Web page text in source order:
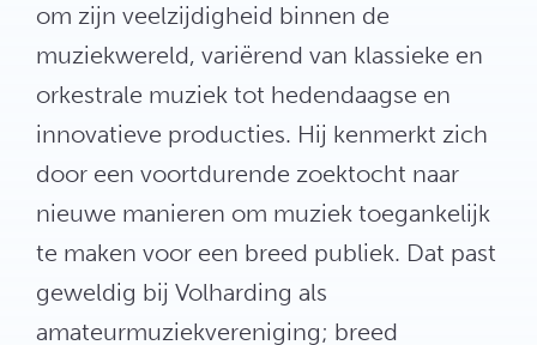
om zijn veelzijdigheid binnen de
muziekwereld, variërend van klassieke en
orkestrale muziek tot hedendaagse en
innovatieve producties. Hij kenmerkt zich
door een voortdurende zoektocht naar
nieuwe manieren om muziek toegankelijk
te maken voor een breed publiek. Dat past
geweldig bij Volharding als
amateurmuziekvereniging; breed